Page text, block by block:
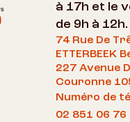
à 17h et le
de 9h à 12h.
74 Rue De
ETTERBEEK
227 Avenue
Couronne
Numéro de
02 851 06 76